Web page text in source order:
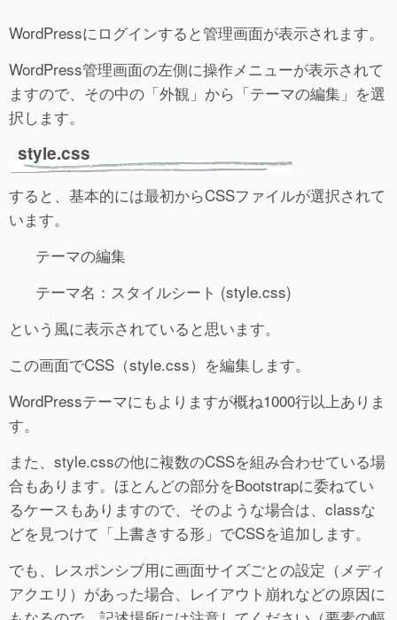
WordPressにログインすると管理画面が表示されます。
WordPress管理画面の左側に操作メニューが表示されて
ますので、その中の「外観」から「テーマの編集」を選
択します。
style.css
すると、基本的には最初からCSSファイルが選択されて
います。
テーマの編集
テーマ名：スタイルシート (style.css)
という風に表示されていると思います。
この画面でCSS（style.css）を編集します。
WordPressテーマにもよりますが概ね1000行以上ありま
す。
また、style.cssの他に複数のCSSを組み合わせている場
合もあります。ほとんどの部分をBootstrapに委ねてい
るケースもありますので、そのような場合は、classな
どを見つけて「上書きする形」でCSSを追加します。
でも、レスポンシブ用に画面サイズごとの設定（メディ
アクエリ）があった場合、レイアウト崩れなどの原因に